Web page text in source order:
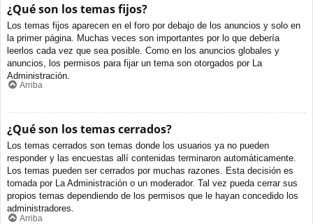
¿Qué son los temas fijos?
Los temas fijos aparecen en el foro por debajo de los anuncios y solo en
la primer página. Muchas veces son importantes por lo que debería
leerlos cada vez que sea posible. Como en los anuncios globales y
anuncios, los permisos para fijar un tema son otorgados por La
Administración.
Arriba
¿Qué son los temas cerrados?
Los temas cerrados son temas donde los usuarios ya no pueden
responder y las encuestas allí contenidas terminaron automáticamente.
Los temas pueden ser cerrados por muchas razones. Esta decisión es
tomada por La Administración o un moderador. Tal vez pueda cerrar sus
propios temas dependiendo de los permisos que le hayan concedido los
administradores.
Arriba